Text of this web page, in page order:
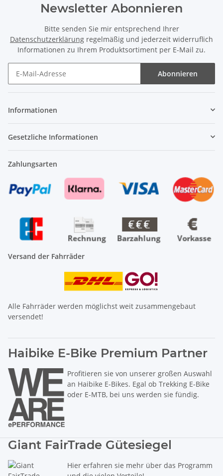
Newsletter Abonnieren
Bitte senden Sie mir entsprechend Ihrer
Datenschutzerklärung regelmäßig und jederzeit widerruflich
Informationen zu Ihrem Produktsortiment per E-Mail zu.
Abonnieren
Informationen
Gesetzliche Informationen
Zahlungsarten
Versand der Fahrräder
Alle Fahrräder werden möglichst weit zusammengebaut
versendet!
Haibike E-Bike Premium Partner
Profitieren sie von unserer großen Auswahl
an Haibike E-Bikes. Egal ob Trekking E-Bike
oder E-MTB, bei uns werden sie fündig.
Giant FairTrade Gütesiegel
Hier erfahren sie mehr über das Programm